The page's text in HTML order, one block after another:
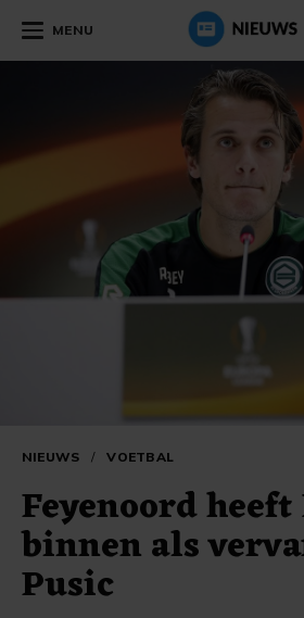
MENU
NIEUWS / VOETBAL
Feyenoord
binnen als
Pusic